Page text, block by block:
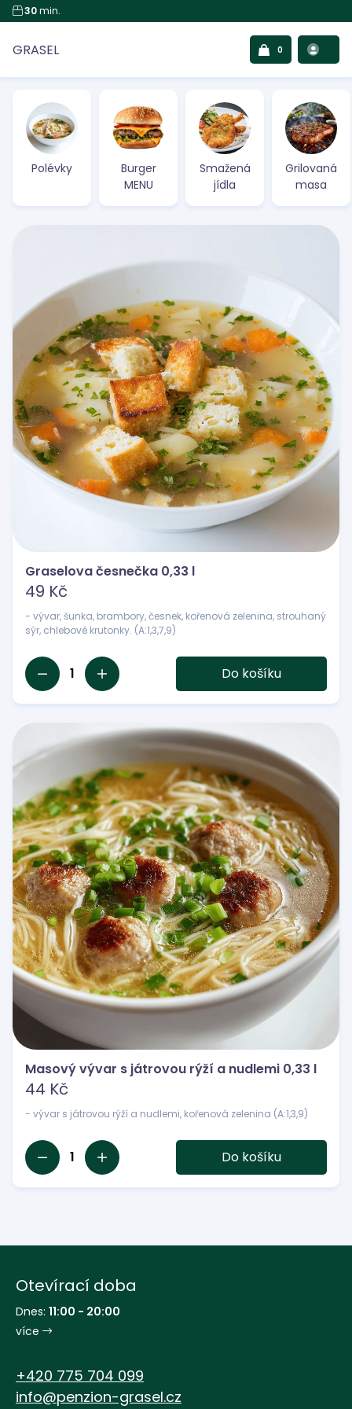
30min.
GRASEL 0
Polévky
Burger
MENU
Smažená
jídla
Grilovaná
masa
Graselova česnečka 0,33 l
49 Kč
- vývar, šunka, brambory, česnek, kořenová zelenina, strouhaný
sýr, chlebové krutonky. (A:1,3,7,9)
1 Do košíku
Masový vývar s játrovou rýží a nudlemi 0,33 l
44 Kč
- vývar s játrovou rýží a nudlemi, kořenová zelenina (A:1,3,9)
1 Do košíku
Otevírací doba
Dnes: 11:00 - 20:00
více
+420 775 704 099
info@penzion-grasel.cz